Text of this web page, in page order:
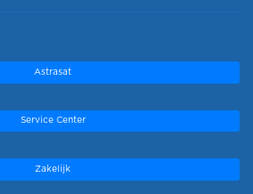
Astrasat
Service Center
Zakelijk